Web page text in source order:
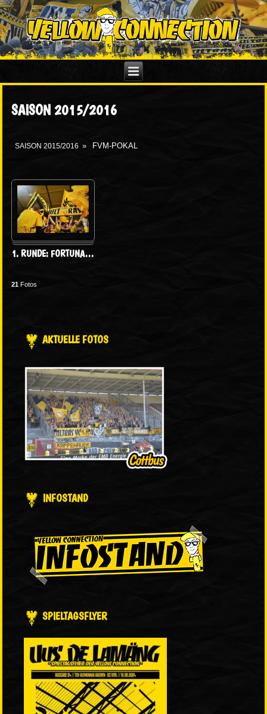
SAISON 2015/2016
SAISON 2015/2016 » FVM-POKAL
1. RUNDE: FORTUNA…
21 Fotos
AKTUELLE FOTOS
INFOSTAND
SPIELTAGSFLYER